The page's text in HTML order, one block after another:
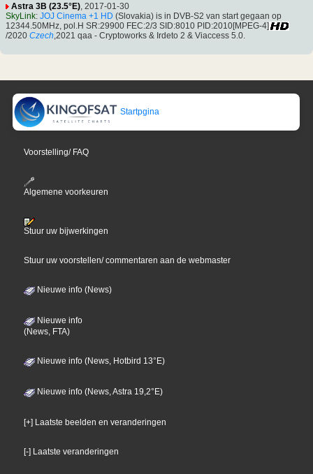
Astra 3B (23.5°E), 2017-01-30
SkyLink: JOJ Cinema +1 HD (Slovakia) is in DVB-S2 van start gegaan op
12344.50MHz, pol.H SR:29900 FEC:2/3 SID:8010 PID:2010[MPEG-4]
/2020 Czech,2021 qaa - Cryptoworks & Irdeto 2 & Viaccess 5.0.
Startpgina
Voorstelling/ FAQ
Algemene voorkeuren
Stuur uw bijwerkingen
Stuur uw voorstellen/ commentaren aan de webmaster
Nieuwe info (News)
Nieuwe info
(News, FTA)
Nieuwe info (News, Hotbird 13°E)
Nieuwe info (News, Astra 19,2°E)
[+] Laatste beelden en veranderingen
[-] Laatste veranderingen